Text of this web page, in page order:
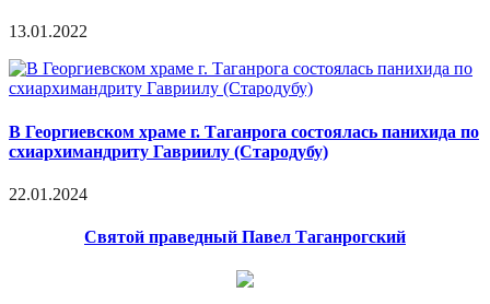
13.01.2022
В Георгиевском храме г. Таганрога состоялась панихида по
схиархимандриту Гавриилу (Стародубу)
22.01.2024
Святой праведный Павел Таганрогский